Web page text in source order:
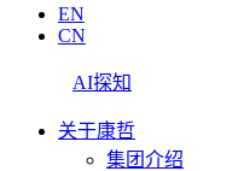
EN
CN
AI探知
关于康哲
集团介绍